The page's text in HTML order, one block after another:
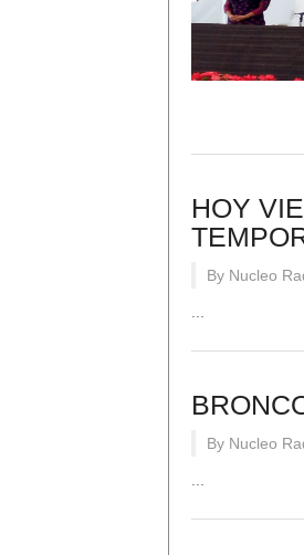
HOY
By Nucleo
By Nucleo